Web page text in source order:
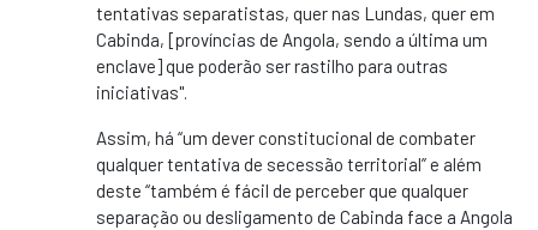
tentativas separatistas, quer nas Lundas, quer em
Cabinda, [províncias de Angola, sendo a última um
enclave] que poderão ser rastilho para outras
iniciativas".
Assim, há “um dever constitucional de combater
qualquer tentativa de secessão territorial” e além
deste “também é fácil de perceber que qualquer
separação ou desligamento de Cabinda face a Angola